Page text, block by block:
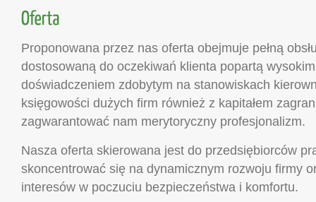
Proponowana przez nas oferta obejmuje pełną
dostosowaną do oczekiwań klienta popartą
doświadczeniem zdobytym na stanowiskach
księgowości dużych firm również z kapitałem
zagwarantować nam merytoryczny profesjonalizm.
Nasza oferta skierowana jest do przedsiębiorców
skoncentrować się na dynamicznym rozwoju firmy
interesów w poczuciu bezpieczeństwa i komfortu.